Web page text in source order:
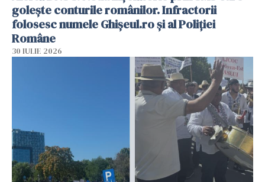
golește conturile românilor. Infractorii
folosesc numele Ghișeul.ro și al Poliției
Române
30 IULIE 2026